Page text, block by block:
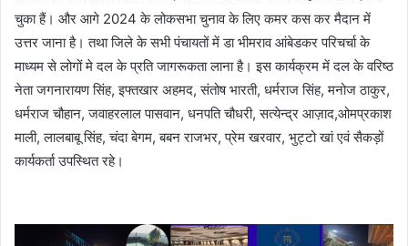
चुका हैं। और आगे 2024 के लोकसभा चुनाव के लिए कमर कस कर मैदान में
उत्तर जाना है। तथा जिले के सभी पंचायतों में डा भीमराव आंबेडकर परिचर्चा के
माध्यम से लोगों मे दल के प्रति जागरूकता लाना है। इस कार्यक्रम में दल के वरिष्ठ
नेता जगनारायण सिंह, इफ्तखार अहमद, संतोष भारती, धर्मराज सिंह, मनोज ठाकुर,
धर्मराज चौहान, जवाहरलाल पासवान, धनपति चौधरी, सत्येन्द्र आज़ाद,ओमप्रकाश
माली, लालबाबू सिंह, चंदा बेगम, बबन राजभर, प्रेम खरवार, भुट्टो खां एवं सैकड़ों
कार्यकर्ता उपस्थित रहे।